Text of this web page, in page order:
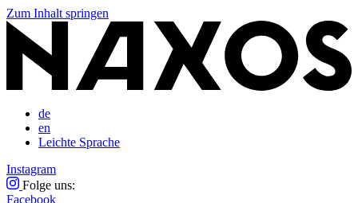
Zum Inhalt springen
de
en
Leichte Sprache
Instagram
Folge uns:
Facebook